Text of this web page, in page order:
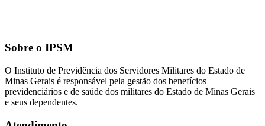
Sobre o IPSM
O Instituto de Previdência dos Servidores Militares do Estado de
Minas Gerais é responsável pela gestão dos benefícios
previdenciários e de saúde dos militares do Estado de Minas Gerais
e seus dependentes.